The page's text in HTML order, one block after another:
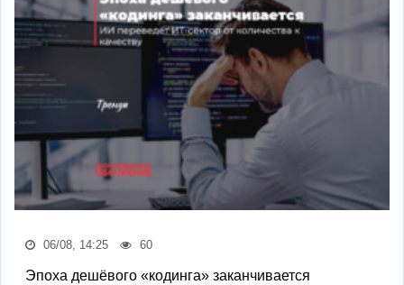
06/08, 14:25 60
Эпоха дешёвого «кодинга» заканчивается